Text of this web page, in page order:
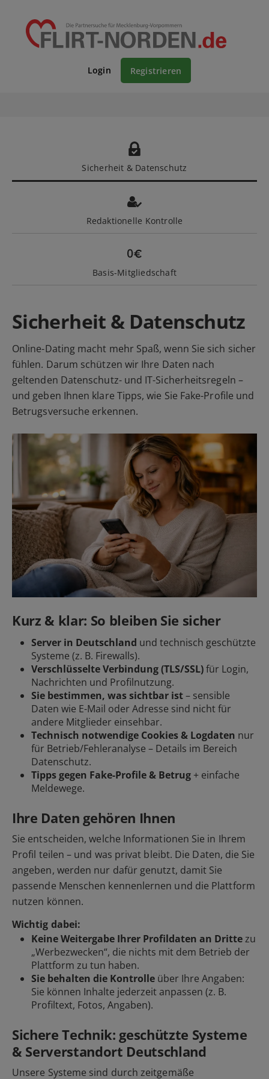
Login Registrieren
Sicherheit & Datenschutz
Redaktionelle Kontrolle
Basis-Mitgliedschaft
Sicherheit & Datenschutz
Online-Dating macht mehr Spaß, wenn Sie sich sicher
fühlen. Darum schützen wir Ihre Daten nach
geltenden Datenschutz- und IT-Sicherheitsregeln –
und geben Ihnen klare Tipps, wie Sie Fake-Profile und
Betrugsversuche erkennen.
Kurz & klar: So bleiben Sie sicher
Server in Deutschland und technisch geschützte
Systeme (z. B. Firewalls).
Verschlüsselte Verbindung (TLS/SSL)für Login,
Nachrichten und Profilnutzung.
Sie bestimmen, was sichtbar ist– sensible
Daten wie E-Mail oder Adresse sind nicht für
andere Mitglieder einsehbar.
Technisch notwendige Cookies & Logdaten nur
für Betrieb/Fehleranalyse – Details im Bereich
Datenschutz.
Tipps gegen Fake-Profile & Betrug + einfache
Meldewege.
Ihre Daten gehören Ihnen
Sie entscheiden, welche Informationen Sie in Ihrem
Profil teilen – und was privat bleibt. Die Daten, die Sie
angeben, werden nur dafür genutzt, damit Sie
passende Menschen kennenlernen und die Plattform
nutzen können.
Wichtig dabei:
Keine Weitergabe Ihrer Profildaten an Drittezu
„Werbezwecken“, die nichts mit dem Betrieb der
Plattform zu tun haben.
Sie behalten die Kontrolle über Ihre Angaben:
Sie können Inhalte jederzeit anpassen (z. B.
Profiltext, Fotos, Angaben).
Sichere Technik: geschützte Systeme
& Serverstandort Deutschland
Unsere Systeme sind durch zeitgemäße